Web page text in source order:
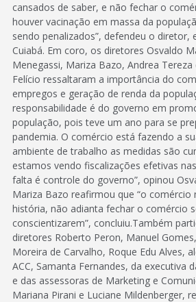
cansados de saber, e não fechar o
houver vacinação em massa da
sendo penalizados”, defendeu o diretor,
Cuiabá. Em coro, os diretores Osvaldo
Menegassi, Mariza Bazo, Andrea Tereza
Felício ressaltaram a importância do
empregos e geração de renda da
responsabilidade é do governo em
população, pois teve um ano para se
pandemia. O comércio está fazendo a
ambiente de trabalho as medidas são
estamos vendo fiscalizações efetivas
falta é controle do governo”, opinou
Mariza Bazo reafirmou que “o comércio
história, não adianta fechar o comércio
conscientizarem”, concluiu.Também
diretores Roberto Peron, Manuel
Moreira de Carvalho, Roque Edu Alves,
ACC, Samanta Fernandes, da executiva
e das assessoras de Marketing e
Mariana Pirani e Luciane Mildenberger,